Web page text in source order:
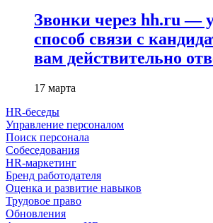
Звонки через hh.ru —
способ связи с
вам действительно
17 марта
HR-беседы
Управление персоналом
Поиск персонала
Собеседования
HR-маркетинг
Бренд работодателя
Оценка и развитие навыков
Трудовое право
Обновления